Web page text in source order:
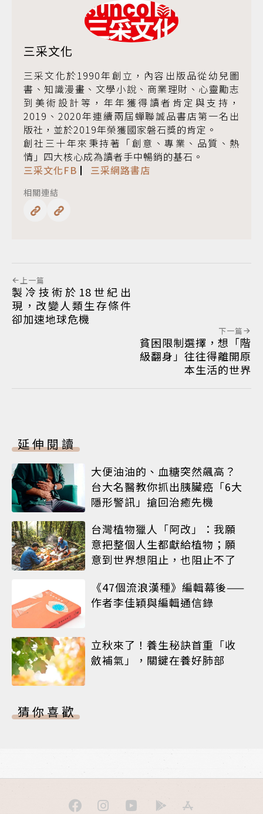
三采文化
三采文化於1990年創立，內容出版品從幼兒圖
書、知識漫畫、文學小說、商業理財、心靈勵志
到美術設計等，年年獲得讀者肯定與支持，
2019、2020年連續兩屆蟬聯誠品書店第一名出
版社，並於2019年榮獲國家磐石獎的肯定。
創社三十年來秉持著「創意、專業、品質、熱
情」四大核心成為讀者手中暢銷的基石。
三采文化FB ▏ 三采網路書店
相關連結
上一篇
製冷技術於18世紀出
現，改變人類生存條件
卻加速地球危機
下一篇
貧困限制選擇，想「階
級翻身」往往得離開原
本生活的世界
延伸閱讀
大便油油的、血糖突然飆高？
台大名醫教你抓出胰臟癌「6大
隱形警訊」搶回治癒先機
台灣植物獵人「阿改」：我願
意把整個人生都獻給植物；願
意到世界想阻止，也阻止不了
《47個流浪漢種》編輯幕後——
作者李佳穎與編輯通信錄
立秋來了！養生秘訣首重「收
斂補氣」，關鍵在養好肺部
猜你喜歡